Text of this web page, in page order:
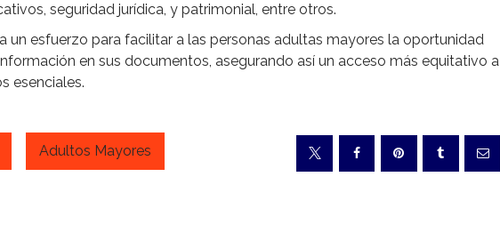
seguridad jurídica, y patrimonial, entre otros.
un esfuerzo para facilitar a las personas adultas mayores la oportunidad
en sus documentos, asegurando así un acceso más equitativo a
esenciales.
Adultos Mayores